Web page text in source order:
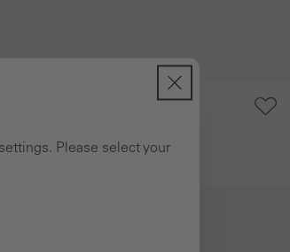
Gebreide sjaal van een wolmix
Please select your